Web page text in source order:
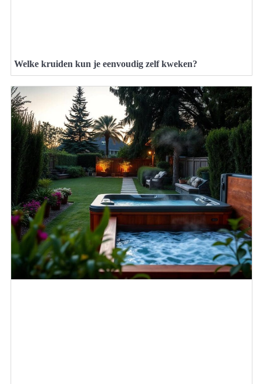
Welke kruiden kun je eenvoudig zelf kweken?